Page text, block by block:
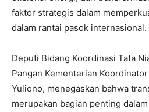
faktor strategis dalam
dalam rantai pasok internasional.
Deputi Bidang Koordinasi Tata
Pangan Kementerian
Yuliono, menegaskan bahwa
merupakan bagian penting